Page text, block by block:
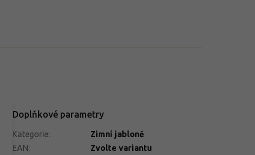
Doplňkové parametry
Kategorie:
Zimní jabloně
EAN:
Zvolte variantu